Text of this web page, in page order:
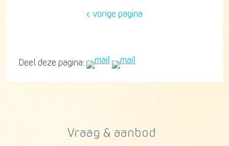
vorige pagina
Deel deze pagina:
Vraag & aanbod